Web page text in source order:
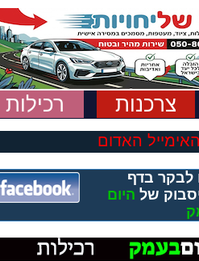
צרכנות רכילות
האימייל האדום
לבקר בדף
של היום